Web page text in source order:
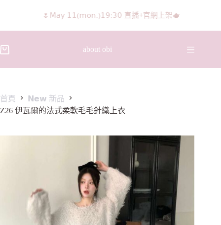
𝖨𝖦 𝖱𝖾𝖾𝗅𝗌影片 隨意留言抽獎🧸🩰
about obi
首頁
𝗡𝗲𝘄 新品
Z26 伊瓦爾的法式柔軟毛毛針織上衣